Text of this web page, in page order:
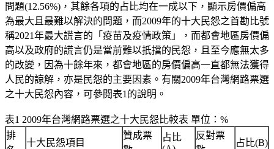
問題(12.56%)，其餘各項的占比均在一成以下，顯示房價偏高
為最大且最難以解決的問題，而2009年的十大民怨之首勘比號
稱2021年最大謊言的「疫苗及疫情政策」，而都會地區房價偏
高以及政府的謊言仍是當前難以扺擋的民怨，且至今應無太多
的改變，因為十餘年來，都會地區的房價偏高一直都無法獲得
人民的諒解，亦是民怨的主要因素。有關2009年台灣網路票選
之十大民怨內容，可參閱表1的說明。
表1 2009年台灣網路票選之十大民怨比較表 單位：%
排
十大民怨項目
贊成票
占比
反對票
占比(B)